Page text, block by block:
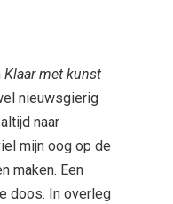
Klaar met kunst
nieuwsgierig
naar
mijn oog op de
maken. Een
doos. In overleg